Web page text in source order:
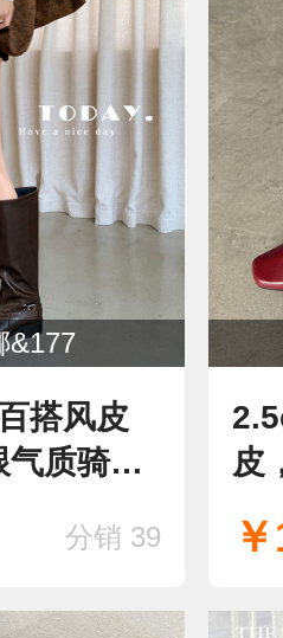
&177
搭风皮
质骑士
分销 39
皮